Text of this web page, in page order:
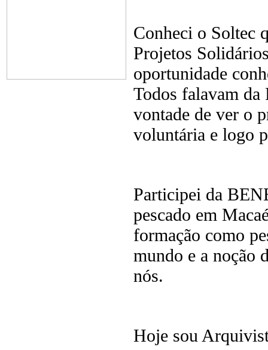
Conheci o Soltec
Projetos
oportunidade
Todos falavam
vontade de ver o
voluntária e logo
Participei da
pescado em
formação como
mundo e a noção
nós.
Hoje sou